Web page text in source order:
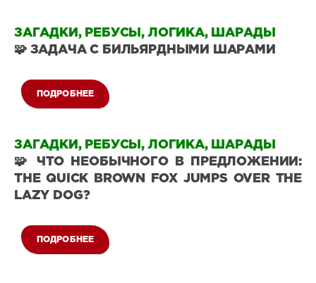
логику
29
ЗАГАДКИ, РЕБУСЫ, ЛОГИКА, ШАРАДЫ
🧩 ЗАДАЧА С БИЛЬЯРДНЫМИ ШАРАМИ
логику
106
ПОДРОБНЕЕ
ЗАГАДКИ, РЕБУСЫ, ЛОГИКА, ШАРАДЫ
🧩 ЧТО НЕОБЫЧНОГО В ПРЕДЛОЖЕНИИ:
THE QUICK BROWN FOX JUMPS OVER THE
LAZY DOG?
ПОДРОБНЕЕ